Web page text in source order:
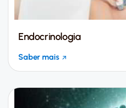
Endocrinologia
Saber mais